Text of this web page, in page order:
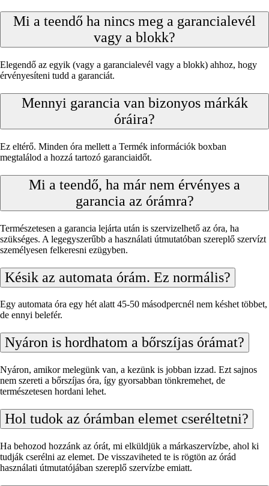
Mi a teendő ha nincs meg a garancialevél
vagy a blokk?
Elegendő az egyik (vagy a garancialevél vagy a blokk) ahhoz, hogy
érvényesíteni tudd a garanciát.
Mennyi garancia van bizonyos márkák
óráira?
Ez eltérő. Minden óra mellett a Termék információk boxban
megtalálod a hozzá tartozó garanciaidőt.
Mi a teendő, ha már nem érvényes a
garancia az órámra?
Természetesen a garancia lejárta után is szervizelhető az óra, ha
szükséges. A legegyszerűbb a használati útmutatóban szereplő szervízt
személyesen felkeresni ezügyben.
Késik az automata órám. Ez normális?
Egy automata óra egy hét alatt 45-50 másodpercnél nem késhet többet,
de ennyi belefér.
Nyáron is hordhatom a bőrszíjas órámat?
Nyáron, amikor melegünk van, a kezünk is jobban izzad. Ezt sajnos
nem szereti a bőrszíjas óra, így gyorsabban tönkremehet, de
természetesen hordani lehet.
Hol tudok az órámban elemet cseréltetni?
Ha behozod hozzánk az órát, mi elküldjük a márkaszervízbe, ahol ki
tudják cserélni az elemet. De visszaviheted te is rögtön az órád
használati útmutatójában szereplő szervízbe emiatt.